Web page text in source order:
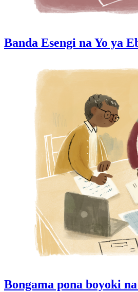
Banda Esengi na Yo ya
Bongama pona boyoki na